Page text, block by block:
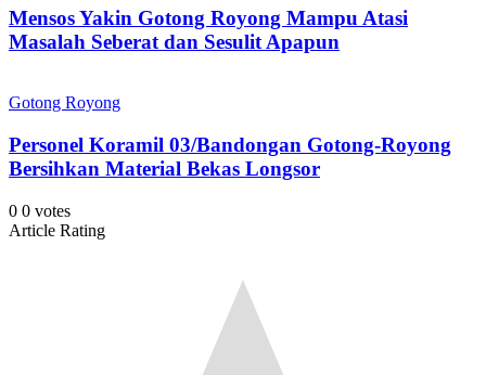
Mensos Yakin Gotong Royong Mampu Atasi
Masalah Seberat dan Sesulit Apapun
Gotong Royong
Personel Koramil 03/Bandongan Gotong-Royong
Bersihkan Material Bekas Longsor
0 0 votes
Article Rating